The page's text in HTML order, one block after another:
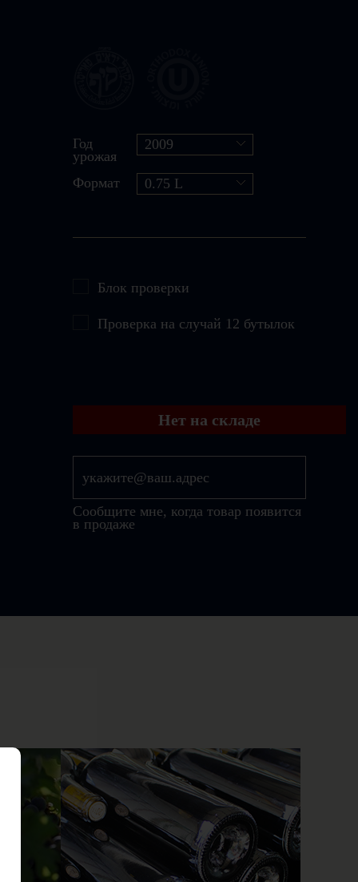
Год
урожая
2009
Формат 0.75 L
Блок проверки
Проверка на случай 12 бутылок
Нет на складе
Сообщите мне, когда товар появится
в продаже